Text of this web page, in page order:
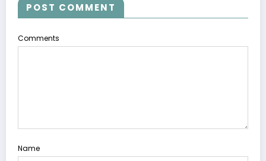
POST COMMENT
Comments
Name